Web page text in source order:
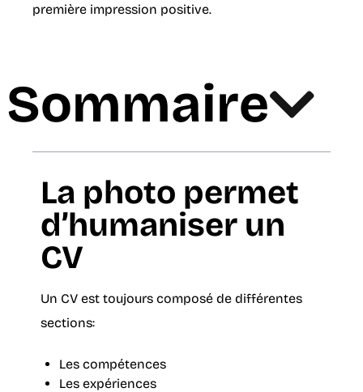
première impression positive.
Sommaire
La photo permet
d’humaniser un
CV
Un CV est toujours composé de différentes
sections:
Les compétences
Les expériences